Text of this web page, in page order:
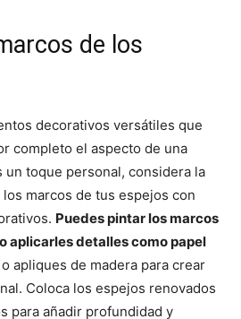
de los
decorativos versátiles que
completo el aspecto de una
un toque personal, considera la
marcos de tus espejos con
Puedes pintar los marcos
aplicarles detalles como papel
apliques de madera para crear
Coloca los espejos renovados
para añadir profundidad y